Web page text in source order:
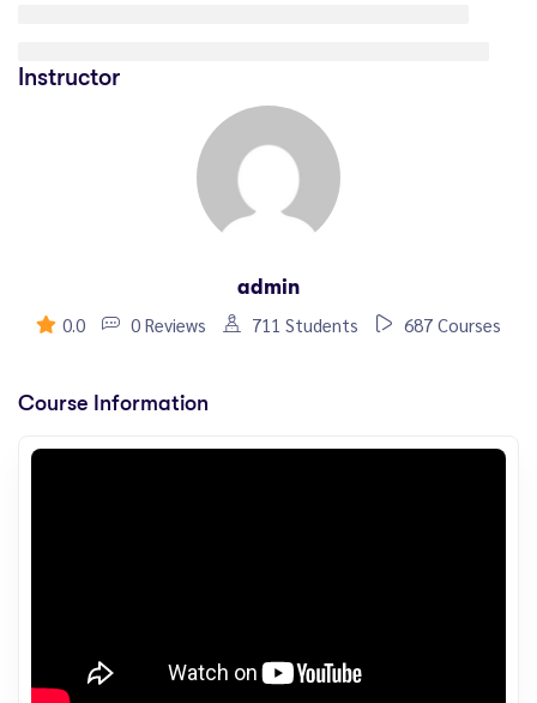
Instructor
admin
0.0
0 Reviews 711 Students 687 Courses
Course Information